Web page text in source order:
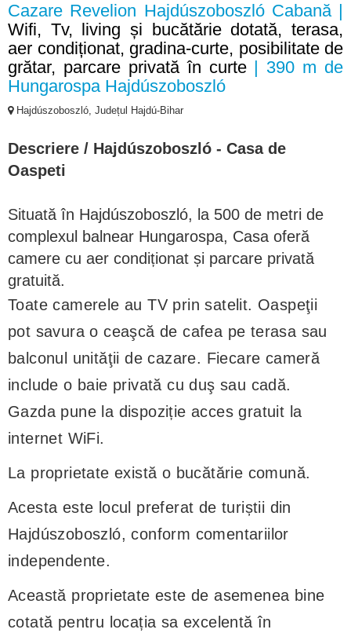
Cazare Revelion Hajdúszoboszló Cabană |
Wifi, Tv, living și bucătărie dotată, terasa,
aer condiționat, gradina-curte, posibilitate de
grătar, parcare privată în curte| 390 m de
Hungarospa Hajdúszoboszló
Hajdúszoboszló, Județul Hajdú-Bihar
Descriere / Hajdúszoboszló - Casa de
Oaspeti
Situată în Hajdúszoboszló, la 500 de metri de
complexul balnear Hungarospa, Casa oferă
camere cu aer condiționat și parcare privată
gratuită.
Toate camerele au TV prin satelit. Oaspeţii
pot savura o ceaşcă de cafea pe terasa sau
balconul unităţii de cazare. Fiecare cameră
include o baie privată cu duş sau cadă.
Gazda pune la dispoziție acces gratuit la
internet WiFi.
La proprietate există o bucătărie comună.
Acesta este locul preferat de turiștii din
Hajdúszoboszló, conform comentariilor
independente.
Această proprietate este de asemenea bine
cotată pentru locația sa excelentă în